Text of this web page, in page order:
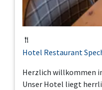
Hotel Restaurant
Herzlich willkommen
Unser Hotel liegt